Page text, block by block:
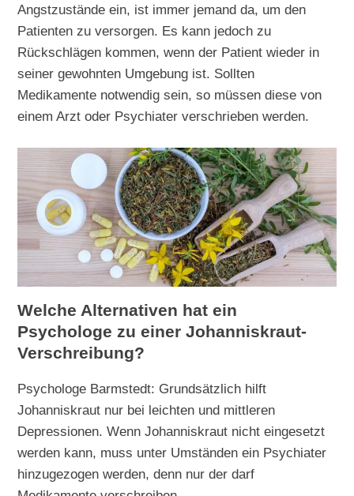
Angstzustände ein, ist immer jemand da, um den
Patienten zu versorgen. Es kann jedoch zu
Rückschlägen kommen, wenn der Patient wieder in
seiner gewohnten Umgebung ist. Sollten
Medikamente notwendig sein, so müssen diese von
einem Arzt oder Psychiater verschrieben werden.
Welche Alternativen hat ein
Psychologe zu einer Johanniskraut-
Verschreibung?
Psychologe Barmstedt: Grundsätzlich hilft
Johanniskraut nur bei leichten und mittleren
Depressionen. Wenn Johanniskraut nicht eingesetzt
werden kann, muss unter Umständen ein Psychiater
hinzugezogen werden, denn nur der darf